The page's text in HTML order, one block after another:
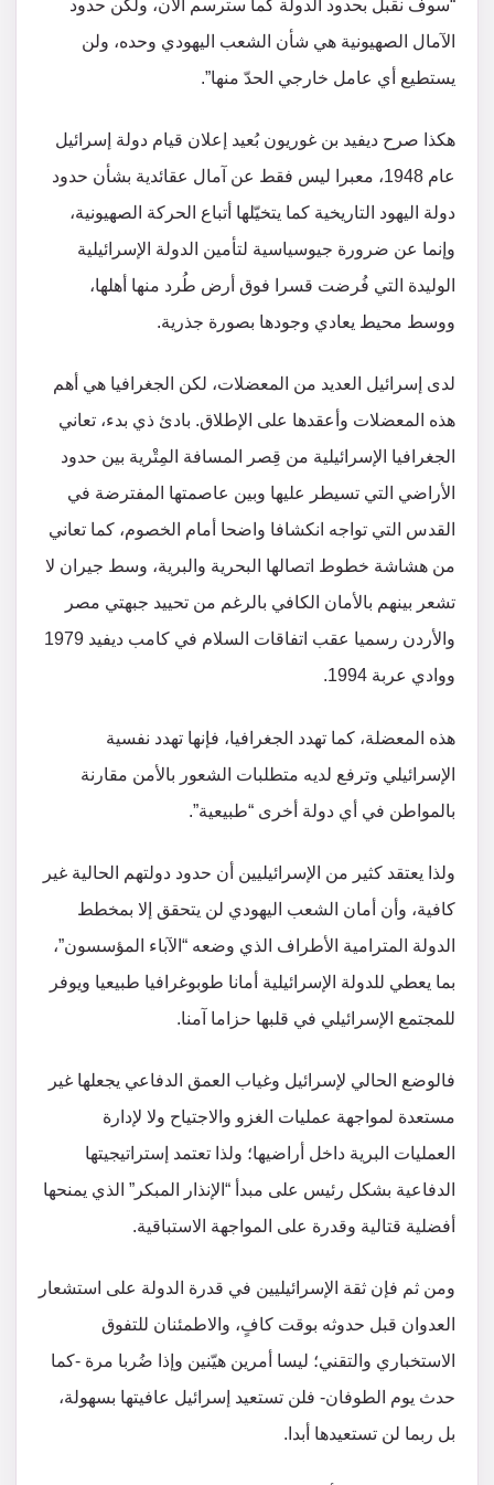
“سوف نقبل بحدود الدولة كما سترسم الآن، ولكن حدود
الآمال الصهيونية هي شأن الشعب اليهودي وحده، ولن
يستطيع أي عامل خارجي الحدّ منها”.
هكذا صرح ديفيد بن غوريون بُعيد إعلان قيام دولة إسرائيل
عام 1948، معبرا ليس فقط عن آمال عقائدية بشأن حدود
دولة اليهود التاريخية كما يتخيّلها أتباع الحركة الصهيونية،
وإنما عن ضرورة جيوسياسية لتأمين الدولة الإسرائيلية
الوليدة التي فُرضت قسرا فوق أرض طُرد منها أهلها،
ووسط محيط يعادي وجودها بصورة جذرية.
لدى إسرائيل العديد من المعضلات، لكن الجغرافيا هي أهم
هذه المعضلات وأعقدها على الإطلاق. بادئ ذي بدء، تعاني
الجغرافيا الإسرائيلية من قِصر المسافة المِتْرية بين حدود
الأراضي التي تسيطر عليها وبين عاصمتها المفترضة في
القدس التي تواجه انكشافا واضحا أمام الخصوم، كما تعاني
من هشاشة خطوط اتصالها البحرية والبرية، وسط جيران لا
تشعر بينهم بالأمان الكافي بالرغم من تحييد جبهتي مصر
والأردن رسميا عقب اتفاقات السلام في كامب ديفيد 1979
ووادي عربة 1994.
هذه المعضلة، كما تهدد الجغرافيا، فإنها تهدد نفسية
الإسرائيلي وترفع لديه متطلبات الشعور بالأمن مقارنة
بالمواطن في أي دولة أخرى “طبيعية”.
ولذا يعتقد كثير من الإسرائيليين أن حدود دولتهم الحالية غير
كافية، وأن أمان الشعب اليهودي لن يتحقق إلا بمخطط
الدولة المترامية الأطراف الذي وضعه “الآباء المؤسسون”،
بما يعطي للدولة الإسرائيلية أمانا طوبوغرافيا طبيعيا ويوفر
للمجتمع الإسرائيلي في قلبها حزاما آمنا.
فالوضع الحالي لإسرائيل وغياب العمق الدفاعي يجعلها غير
مستعدة لمواجهة عمليات الغزو والاجتياح ولا لإدارة
العمليات البرية داخل أراضيها؛ ولذا تعتمد إستراتيجيتها
الدفاعية بشكل رئيس على مبدأ “الإنذار المبكر” الذي يمنحها
أفضلية قتالية وقدرة على المواجهة الاستباقية.
ومن ثم فإن ثقة الإسرائيليين في قدرة الدولة على استشعار
العدوان قبل حدوثه بوقت كافٍ، والاطمئنان للتفوق
الاستخباري والتقني؛ ليسا أمرين هيّنين وإذا ضُربا مرة -كما
حدث يوم الطوفان- فلن تستعيد إسرائيل عافيتها بسهولة،
بل ربما لن تستعيدها أبدا.